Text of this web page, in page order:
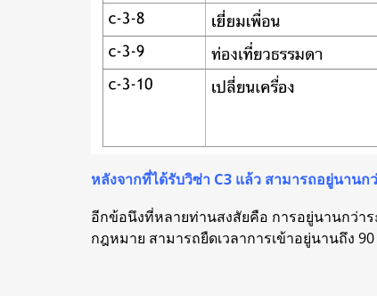
หลังจากที่ได้รับวิซ่า C3 แล้ว สามารถอยู่นานก
อีกข้อนึงที่หลายท่านสงสัยคือ การอยู่นานกว่าร
กฎหมาย สามารถยืดเวลาการเข้าอยู่นานถึง